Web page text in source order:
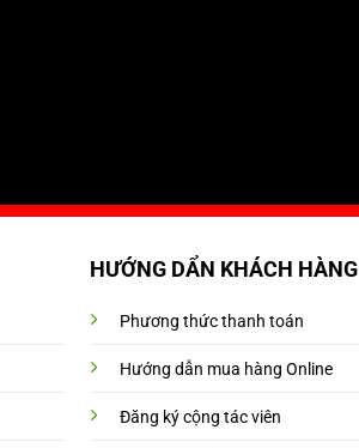
HƯỚNG DẨN KHÁCH HÀNG
Phương thức thanh toán
Hướng dẫn mua hàng Online
Đăng ký cộng tác viên